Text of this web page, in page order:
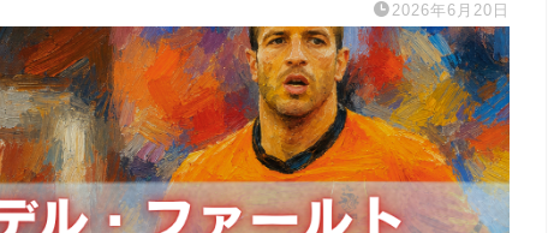
2026年6月20日